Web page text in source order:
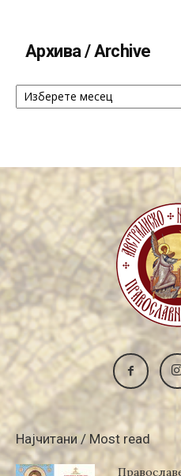
Архива / Archive
Архива
Најчитани / Most read